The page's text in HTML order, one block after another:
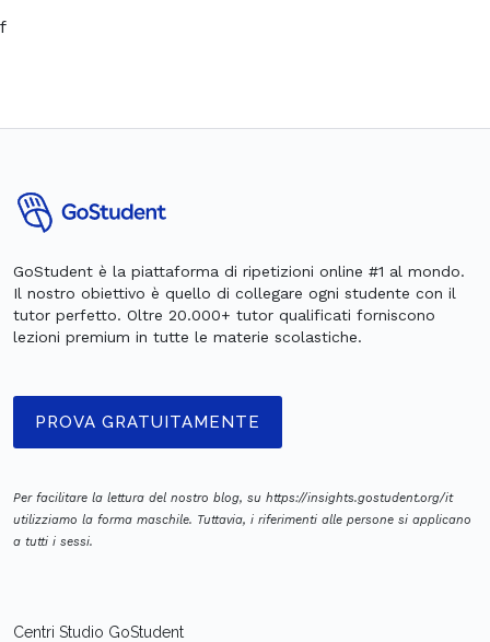
f
GoStudent è la piattaforma di ripetizioni online #1 al mondo.
Il nostro obiettivo è quello di collegare ogni studente con il
tutor perfetto. Oltre 20.000+ tutor qualificati forniscono
lezioni premium in tutte le materie scolastiche.
PROVA GRATUITAMENTE
Per facilitare la lettura del nostro blog, su https://insights.gostudent.org/it
utilizziamo la forma maschile. Tuttavia, i riferimenti alle persone si applicano
a tutti i sessi.
Centri Studio GoStudent